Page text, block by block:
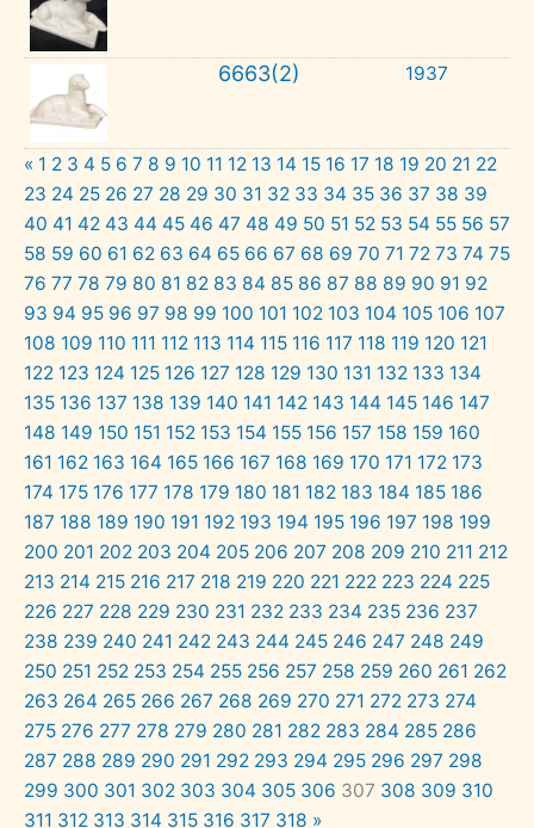
6663(2) 1937
« 1 2 3 4 5 6 7 8 9 10 11 12 13 14 15 16 17 18 19 20 21 22
23 24 25 26 27 28 29 30 31 32 33 34 35 36 37 38 39
40 41 42 43 44 45 46 47 48 49 50 51 52 53 54 55 56 57
58 59 60 61 62 63 64 65 66 67 68 69 70 71 72 73 74 75
76 77 78 79 80 81 82 83 84 85 86 87 88 89 90 91 92
93 94 95 96 97 98 99 100 101 102 103 104 105 106 107
108 109 110 111 112 113 114 115 116 117 118 119 120 121
122 123 124 125 126 127 128 129 130 131 132 133 134
135 136 137 138 139 140 141 142 143 144 145 146 147
148 149 150 151 152 153 154 155 156 157 158 159 160
161 162 163 164 165 166 167 168 169 170 171 172 173
174 175 176 177 178 179 180 181 182 183 184 185 186
187 188 189 190 191 192 193 194 195 196 197 198 199
200 201 202 203 204 205 206 207 208 209 210 211 212
213 214 215 216 217 218 219 220 221 222 223 224 225
226 227 228 229 230 231 232 233 234 235 236 237
238 239 240 241 242 243 244 245 246 247 248 249
250 251 252 253 254 255 256 257 258 259 260 261 262
263 264 265 266 267 268 269 270 271 272 273 274
275 276 277 278 279 280 281 282 283 284 285 286
287 288 289 290 291 292 293 294 295 296 297 298
299 300 301 302 303 304 305 306 307 308 309 310
311 312 313 314 315 316 317 318 »